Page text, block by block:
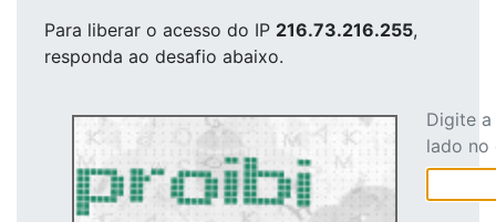
Para liberar o acesso do IP 216.73.216.255,
responda ao desafio abaixo.
Digite
lado no